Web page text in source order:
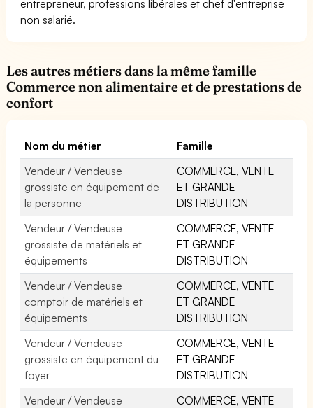
entrepreneur, professions libérales et chef d'entreprise
non salarié.
Les autres métiers dans la même famille
Commerce non alimentaire et de prestations de
confort
Nom du métier
Famille
Vendeur / Vendeuse
grossiste en équipement de
la personne
COMMERCE, VENTE
ET GRANDE
DISTRIBUTION
Vendeur / Vendeuse
grossiste de matériels et
équipements
COMMERCE, VENTE
ET GRANDE
DISTRIBUTION
Vendeur / Vendeuse
comptoir de matériels et
équipements
COMMERCE, VENTE
ET GRANDE
DISTRIBUTION
Vendeur / Vendeuse
grossiste en équipement du
foyer
COMMERCE, VENTE
ET GRANDE
DISTRIBUTION
Vendeur / Vendeuse
COMMERCE, VENTE